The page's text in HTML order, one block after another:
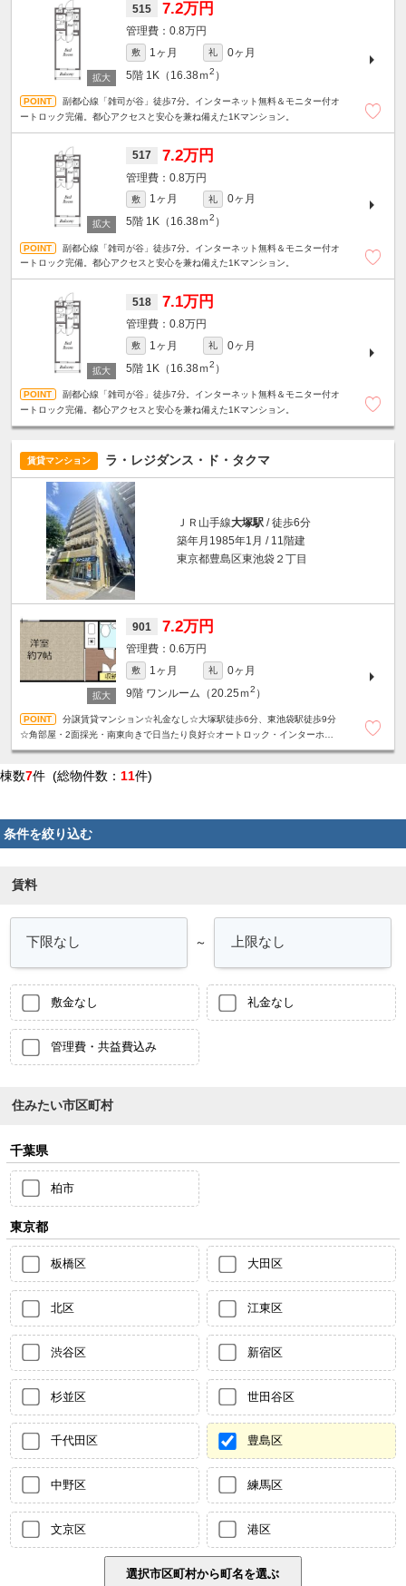
515 7.2万円
0.8万円
敷 1ヶ月 礼
0ヶ月
5階 1K（16.38ｍ2 ）
副都心線「雑司が谷」徒歩7分。インターネット無料＆モニター付オ
ートロック完備。都心アクセスと安心を兼ね備えた1Kマンション。
517 7.2万円
0.8万円
敷 1ヶ月 礼
0ヶ月
5階 1K（16.38ｍ2 ）
副都心線「雑司が谷」徒歩7分。インターネット無料＆モニター付オ
ートロック完備。都心アクセスと安心を兼ね備えた1Kマンション。
518 7.1万円
0.8万円
敷 1ヶ月 礼
0ヶ月
5階 1K（16.38ｍ2 ）
副都心線「雑司が谷」徒歩7分。インターネット無料＆モニター付オ
ートロック完備。都心アクセスと安心を兼ね備えた1Kマンション。
賃貸マンション ラ・レジダンス・ド・タクマ
ＪＲ山手線大塚駅 / 徒歩6分
築年月1985年1月 / 11階建
東京都豊島区東池袋２丁目
901 7.2万円
0.6万円
敷 1ヶ月 礼
0ヶ月
9階 ワンルーム（20.25ｍ2 ）
分譲賃貸マンション☆礼金なし☆大塚駅徒歩6分、東池袋駅徒歩9分
☆角部屋・2面採光・南東向きで日当たり良好☆オートロック・インターホン
棟数7件 (総物件数： 11件)
条件を絞り込む
賃料
～
敷金なし 礼金なし
管理費・共益費込み
住みたい市区町村
千葉県
柏市
東京都
板橋区 大田区
北区 江東区
渋谷区 新宿区
杉並区 世田谷区
千代田区 豊島区
中野区 練馬区
文京区 港区